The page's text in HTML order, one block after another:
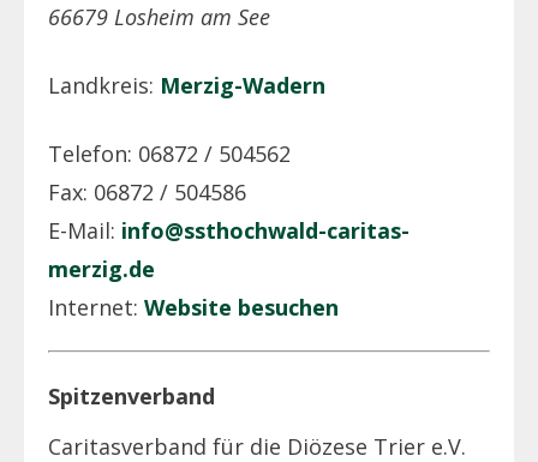
66679 Losheim am See
Landkreis: Merzig-Wadern
Telefon: 06872 / 504562
Fax: 06872 / 504586
E-Mail: info@ssthochwald-caritas-
merzig.de
Internet: Website besuchen
Spitzenverband
Caritasverband für die Diözese Trier e.V.